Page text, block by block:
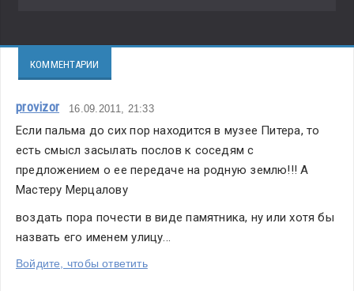
КОММЕНТАРИИ
provizor 16.09.2011, 21:33
Если пальма до сих пор находится в музее Питера, то
есть смысл засылать послов к соседям с
предложением о ее передаче на родную землю!!! А
Мастеру Мерцалову
воздать пора почести в виде памятника, ну или хотя бы
назвать его именем улицу...
Войдите, чтобы ответить